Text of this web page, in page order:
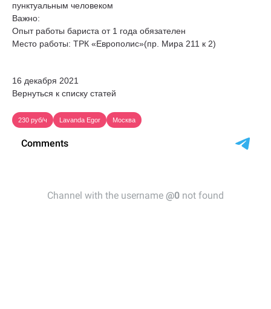
пунктуальным человеком
Важно:
Опыт работы бариста от 1 года обязателен
Место работы: ТРК «Европолис»(пр. Мира 211 к 2)
16 декабря 2021
Вернуться к списку статей
230 руб/ч Lavanda Egor Москва